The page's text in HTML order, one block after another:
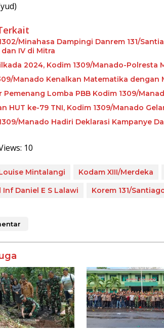
Minahasa Dampingi Danrem 131/
IV di Mitra
2024, Kodim 1309/Manado-Polresta
Manado Kenalkan Matematika dengan
Pemenang Lomba PBB Kodim 1309/
HUT ke-79 TNI, Kodim 1309/Manado
Manado Hadiri Deklarasi Kampanye
10
Mintalangi Kodam XIII/Merdeka
Inf Daniel E S Lalawi
Korem 131/